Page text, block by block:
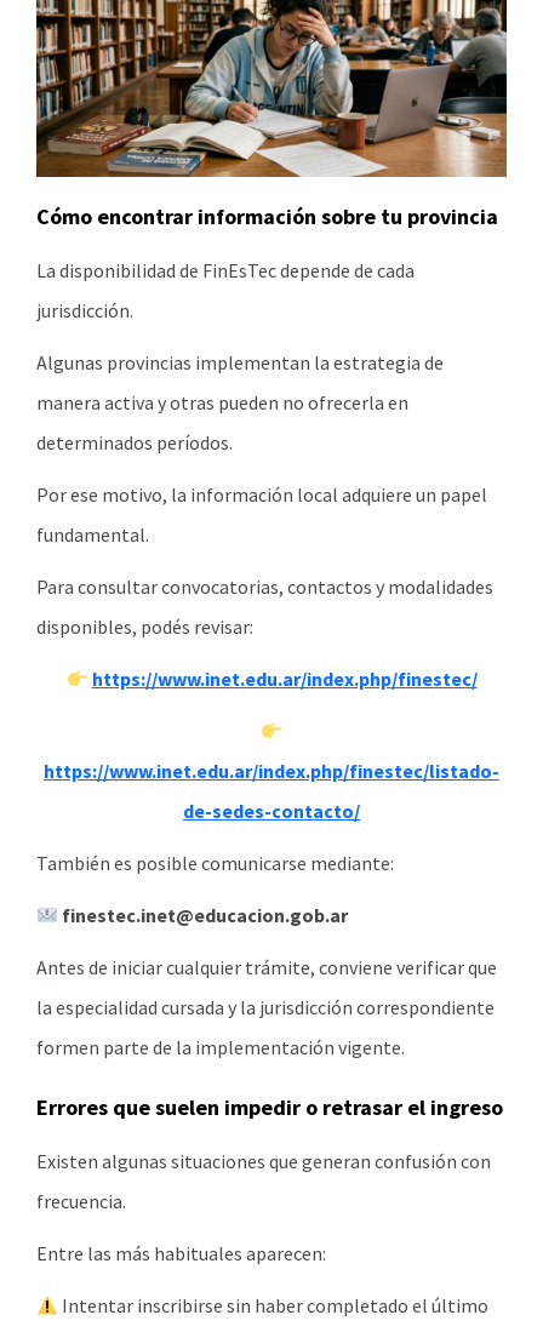
Cómo encontrar información sobre tu provincia
La disponibilidad de FinEsTec depende de cada
jurisdicción.
Algunas provincias implementan la estrategia de
manera activa y otras pueden no ofrecerla en
determinados períodos.
Por ese motivo, la información local adquiere un papel
fundamental.
Para consultar convocatorias, contactos y modalidades
disponibles, podés revisar:
https://www.inet.edu.ar/index.php/finestec/
https://www.inet.edu.ar/index.php/finestec/listado-
de-sedes-contacto/
También es posible comunicarse mediante:
finestec.inet@educacion.gob.ar
Antes de iniciar cualquier trámite, conviene verificar que
la especialidad cursada y la jurisdicción correspondiente
formen parte de la implementación vigente.
Errores que suelen impedir o retrasar el ingreso
Existen algunas situaciones que generan confusión con
frecuencia.
Entre las más habituales aparecen:
Intentar inscribirse sin haber completado el último